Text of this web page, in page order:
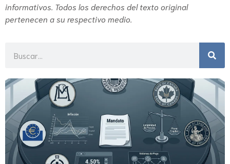
informativos. Todos los derechos del texto original
pertenecen a su respectivo medio.